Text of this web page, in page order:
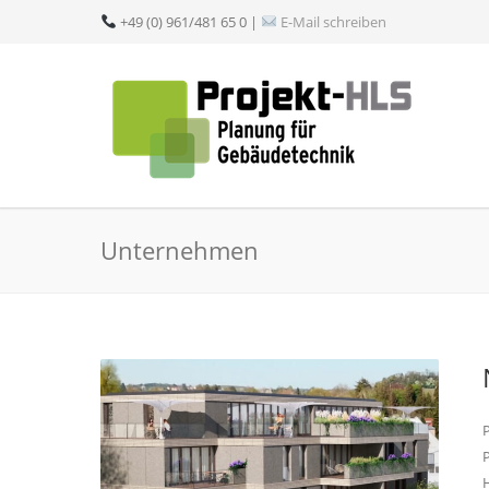
+49 (0) 961/481 65 0 | E-Mail schreiben
Unternehmen